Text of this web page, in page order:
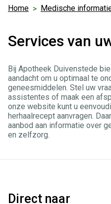
Home Medische
Services van
Bij Apotheek Duivenstede
aandacht om u optimaal te
geneesmiddelen. Stel uw
assistentes of maak een
onze website kunt u
herhaalrecept aanvragen.
aanbod aan informatie over
en zelfzorg.
Direct naar